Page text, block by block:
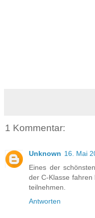
1 Kommentar:
Unknown 16. Mai
Eines der
der C-Klasse
teilnehmen.
Antworten